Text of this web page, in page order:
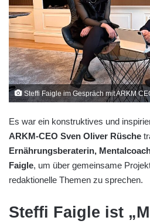
Steffi Faigle im Gespräch mit ARKM
Es war ein konstruktives und
ARKM-CEO Sven Oliver Rüsche
Ernährungsberaterin,
Faigle, um über gemeinsame
redaktionelle Themen zu sprechen.
Steffi Faigle ist